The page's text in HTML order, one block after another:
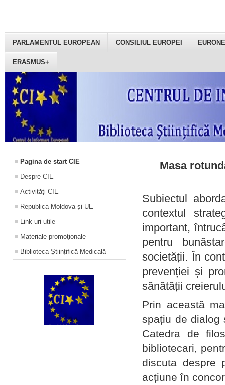
PARLAMENTUL EUROPEAN CONSILIUL EUROPEI
ERASMUS+
Pagina de start CIE
Despre CIE
Activități CIE
Republica Moldova și UE
Link-uri utile
Materiale promoţionale
Biblioteca Științifică Medicală
Masa
Subiectul
contextul
important,
pentru
societății. În
prevenției și
sănătății
Prin această
spațiu de dialog
Catedra de
bibliotecari,
discuta despre
acțiune în